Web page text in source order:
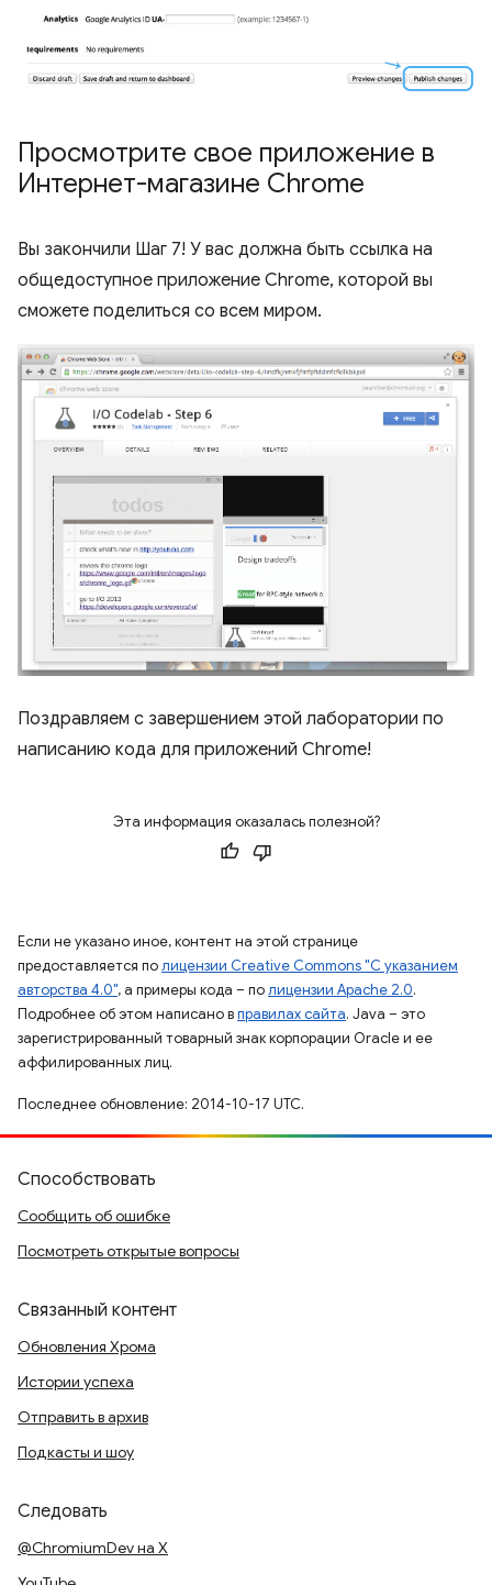
Просмотрите свое приложение в
Интернет-магазине Chrome
Вы закончили Шаг 7! У вас должна быть ссылка на
общедоступное приложение Chrome, которой вы
сможете поделиться со всем миром.
Поздравляем с завершением этой лаборатории по
написанию кода для приложений Chrome!
Эта информация оказалась полезной?
Если не указано иное, контент на этой странице
предоставляется полицензии Creative Commons "С указанием
авторства 4.0", а примеры кода – полицензии Apache 2.0.
Подробнее об этом написано вправилах сайта. Java – это
зарегистрированный товарный знак корпорации Oracle и ее
аффилированных лиц.
Последнее обновление: 2014-10-17 UTC.
Способствовать
Сообщить об ошибке
Посмотреть открытые вопросы
Связанный контент
Обновления Хрома
Истории успеха
Отправить в архив
Подкасты и шоу
Следовать
@ChromiumDev на X